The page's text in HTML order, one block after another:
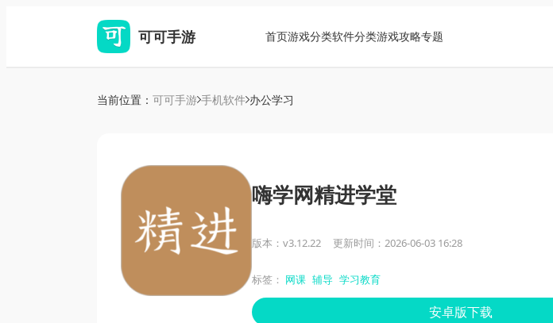
可可手游 首页游戏分类软件分类游戏攻略专题
当前位置： 可可手游 手机软件 办公学习
嗨学网精进学堂
版本：v3.12.22 更新时间：2026-06-03 16:28
标签： 网课 辅导 学习教育
安卓版下载